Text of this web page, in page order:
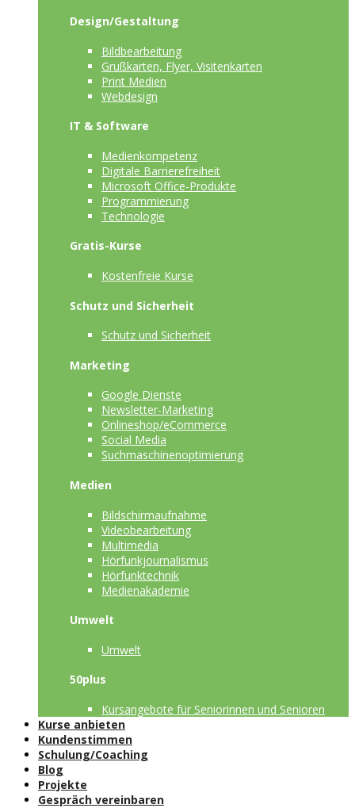
Design/Gestaltung
Bildbearbeitung
Grußkarten, Flyer, Visitenkarten
Print Medien
Webdesign
IT & Software
Medienkompetenz
Digitale Barrierefreiheit
Microsoft Office-Produkte
Programmierung
Technologie
Gratis-Kurse
Kostenfreie Kurse
Schutz und Sicherheit
Schutz und Sicherheit
Marketing
Google Dienste
Newsletter-Marketing
Onlineshop/eCommerce
Social Media
Suchmaschinenoptimierung
Medien
Bildschirmaufnahme
Videobearbeitung
Multimedia
Hörfunkjournalismus
Hörfunktechnik
Medienakademie
Umwelt
Umwelt
50plus
Kursangebote für Seniorinnen und Senioren
Kurse anbieten
Kundenstimmen
Schulung/Coaching
Blog
Projekte
Gespräch vereinbaren